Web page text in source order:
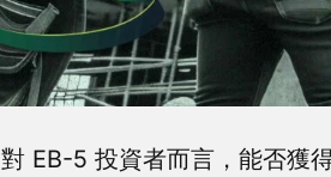
對 EB-5 投資者而言，能否獲